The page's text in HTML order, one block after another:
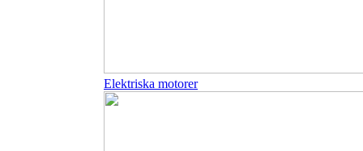
Elektriska motorer